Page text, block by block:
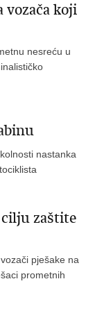
koji
nesreću u
nastanka
zaštite
pješake na
prometnih